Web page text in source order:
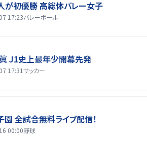
が初優勝 高総体バレー女子
17:23バレーボール
J1史上最年少開幕先発
17:31サッカー
園 全試合無料ライブ配信！
00:00野球